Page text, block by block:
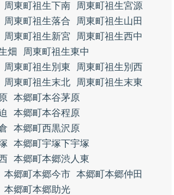
周東町祖生下南
周東町祖生宮源
周東町祖生落合
周東町祖生山田
周東町祖生新宮
周東町祖生西中
畑
周東町祖生東中
周東町祖生別東
周東町祖生別西
周東町祖生末北
周東町祖生末東
本郷町本谷茅原
本郷町本谷程原
本郷町西黒沢原
本郷町宇塚下宇塚
本郷町本郷渋人東
本郷町本郷今市 本郷町本郷仲田
本郷町本郷助光